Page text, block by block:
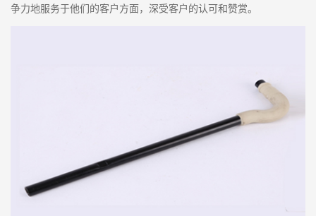
争力地服务于他们的客户方面，深受客户的认可和赞赏。